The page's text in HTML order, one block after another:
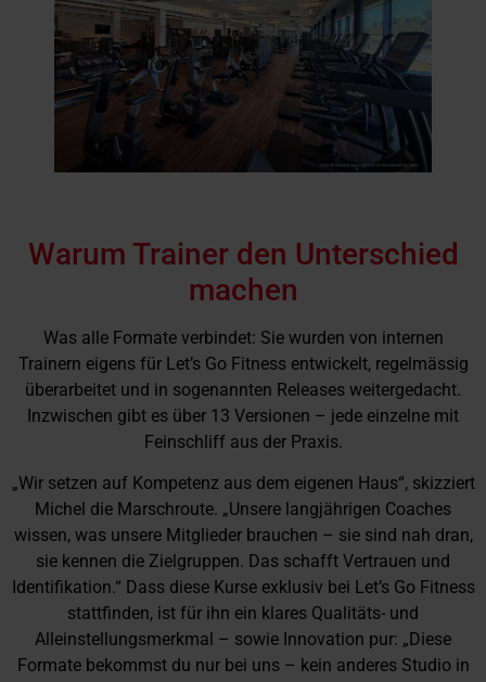
Warum Trainer den Unterschied
machen
Was alle Formate verbindet: Sie wurden von internen
Trainern eigens für Let’s Go Fitness entwickelt, regelmässig
überarbeitet und in sogenannten Releases weitergedacht.
Inzwischen gibt es über 13 Versionen – jede einzelne mit
Feinschliff aus der Praxis.
„Wir setzen auf Kompetenz aus dem eigenen Haus“, skizziert
Michel die Marschroute. „Unsere langjährigen Coaches
wissen, was unsere Mitglieder brauchen – sie sind nah dran,
sie kennen die Zielgruppen. Das schafft Vertrauen und
Identifikation.“ Dass diese Kurse exklusiv bei Let’s Go Fitness
stattfinden, ist für ihn ein klares Qualitäts- und
Alleinstellungsmerkmal – sowie Innovation pur: „Diese
Formate bekommst du nur bei uns – kein anderes Studio in